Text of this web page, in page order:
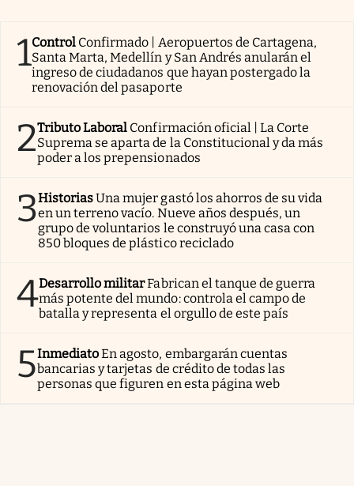
1Control Confirmado | Aeropuertos de Cartagena,
Santa Marta, Medellín y San Andrés anularán el
ingreso de ciudadanos que hayan postergado la
renovación del pasaporte
2Tributo Laboral Confirmación oficial | La Corte
Suprema se aparta de la Constitucional y da más
poder a los prepensionados
3HistoriasUna mujer gastó los ahorros de su vida
en un terreno vacío. Nueve años después, un
grupo de voluntarios le construyó una casa con
850 bloques de plástico reciclado
4Desarrollo militarFabrican el tanque de guerra
más potente del mundo: controla el campo de
batalla y representa el orgullo de este país
5InmediatoEn agosto, embargarán cuentas
bancarias y tarjetas de crédito de todas las
personas que figuren en esta página web